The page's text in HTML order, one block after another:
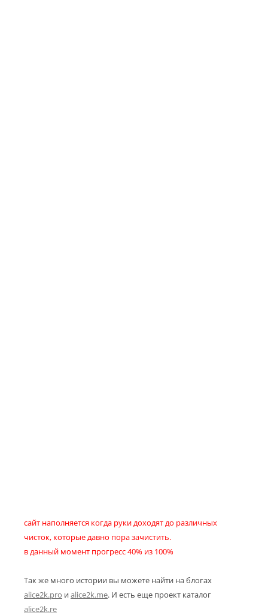
сайт наполняется когда руки доходят до различных
чисток, которые давно пора зачистить.
в данный момент прогресс 40% из 100%
Так же много истории вы можете найти на блогах
alice2k.pro иalice2k.me. И есть еще проект каталог
alice2k.re